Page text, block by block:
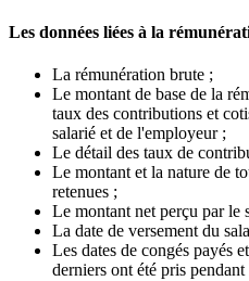
Les données liées à la
La rémunération brute ;
Le montant de base de la
taux des contributions et
salarié et de l'employeur ;
Le détail des taux de
Le montant et la nature de
retenues ;
Le montant net perçu par le
La date de versement du
Les dates de congés payés
derniers ont été pris